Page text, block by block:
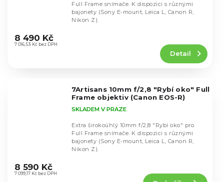
hodnocení
produktu
7 016,53 Kč bez DPH
8 490 Kč
Detail
Full Frame snímače. K dispozici s různými
bajonety (Sony E-mount, Leica L, Canon R,
Nikon Z).
7Artisans 10mm f/2,8 "Rybí oko" Full
Frame objektiv (Canon EOS-R)
hodnocení
produktu
SKLADEM V PRAZE
7 099,17 Kč bez DPH
8 590 Kč
Extra širokoúhlý 10mm f/2,8 "Rybí oko" pro
Full Frame snímače. K dispozici s různými
bajonety (Sony E-mount, Leica L, Canon R,
Nikon Z).